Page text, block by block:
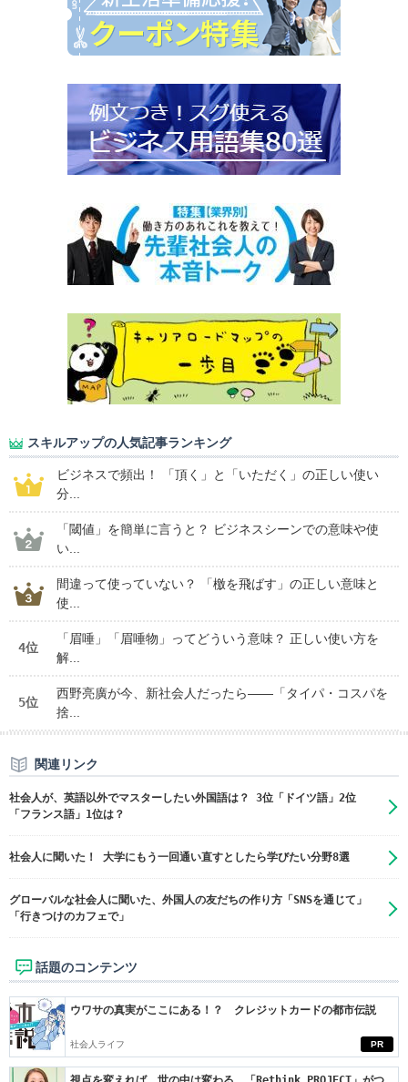
スキルアップの人気記事ランキング
ビジネスで頻出！ 「頂く」と「いただく」の正しい使い
分...
「閾値」を簡単に言うと？ ビジネスシーンでの意味や使
い...
間違って使っていない？ 「檄を飛ばす」の正しい意味と
使...
4位
「眉唾」「眉唾物」ってどういう意味？ 正しい使い方を
解...
5位
西野亮廣が今、新社会人だったら――「タイパ・コスパを
捨...
関連リンク
社会人が、英語以外でマスターしたい外国語は？ 3位「ドイツ語」2位
「フランス語」1位は？
社会人に聞いた！ 大学にもう一回通い直すとしたら学びたい分野8選
グローバルな社会人に聞いた、外国人の友だちの作り方「SNSを通じて」
「行きつけのカフェで」
話題のコンテンツ
PR
ウワサの真実がここにある！？ クレジットカードの都市伝説
社会人ライフ